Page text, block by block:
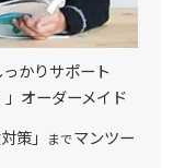
かりサポート
」オーダーメイド
策」 までマンツー